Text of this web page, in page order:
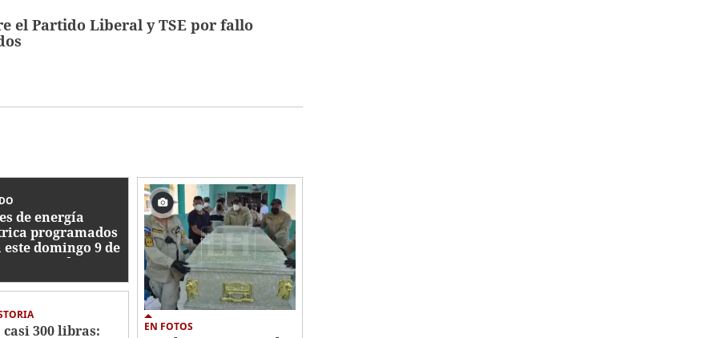
el Partido Liberal y TSE por fallo
de energía
programados
domingo 9 de
en Honduras
casi 300 libras:
EN FOTOS